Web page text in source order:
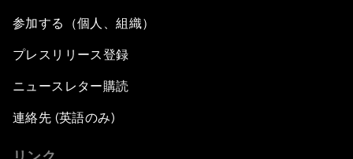
参加する（個人、組織）
プレスリリース登録
ニュースレター購読
連絡先 (英語のみ)